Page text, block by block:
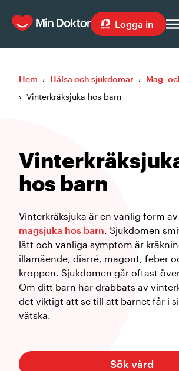
Logga in
Hem › Hälsa och sjukdomar › Mag-
› Vinterkräksjuka hos barn
hos barn
Vinterkräksjuka är en vanlig form av
magsjuka hos barn. Sjukdomen
lätt och vanliga symptom är
illamående, diarré, magont, feber
kroppen. Sjukdomen går oftast
Om ditt barn har drabbats av
det viktigt att se till att barnet får i
vätska.
Sök vård